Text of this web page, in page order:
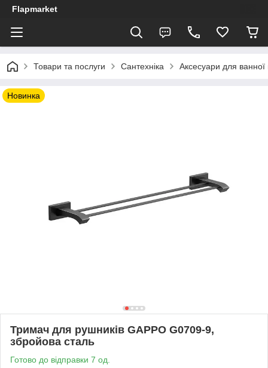
Flapmarket
Товари та послуги Сантехніка Аксесуари для ванної
Новинка
Тримач для рушників GAPPO G0709-9,
збройова сталь
Готово до відправки 7 од.